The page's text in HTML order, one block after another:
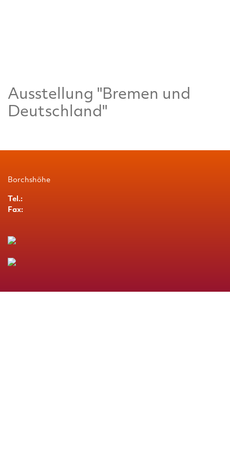
Ausstellung "Bremen und
Deutschland"
Borchshöhe
Tel.:
Fax: